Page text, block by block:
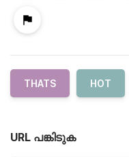
THATS HOT
URL പങ്കിടുക